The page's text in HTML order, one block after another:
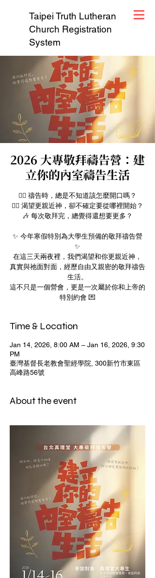
Taipei Truth Lutheran
Church Registration
System
2026 大專敬拜禱告營：建
立你的內室禱告生活
🙋‍♀️ 禱告時，總是不知道該怎麼開口嗎？
🙋‍♂️ 渴望更親近神，卻不確定要從哪裡開始？
🎶 每次敬拜完，總覺得還想要更多？
✨ 今年寒假特別為大學生預備的敬拜禱告營
✨
在這三天兩夜裡，我們渴望和你更親近神，
真實與祂面對面，經歷自由又親密的敬拜禱告
生活。
這不只是一個營會，更是一次屬於你和上帝的
特別約會 💌
Time & Location
Jan 14, 2026, 8:00 AM – Jan 16, 2026, 9:30
PM
臺灣基督長老教會聖經學院, 300新竹市東區
高峰路56號
About the event